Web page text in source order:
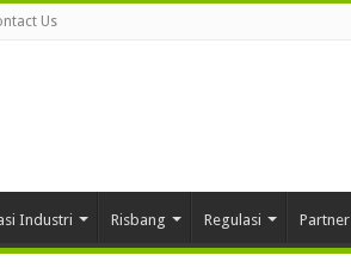
Us
Industri Risbang Regulasi Partner